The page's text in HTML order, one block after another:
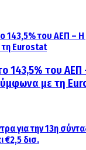
143,5% του
με τη